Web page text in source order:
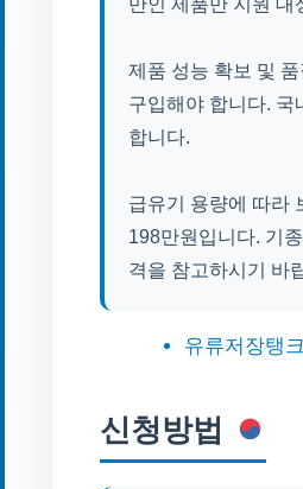
제품 성능 확보 및
구입해야 합니다. 국
합니다.
급유기 용량에 따라
198만원입니다. 기
격을 참고하시기 바
유류저장탱
신청방법